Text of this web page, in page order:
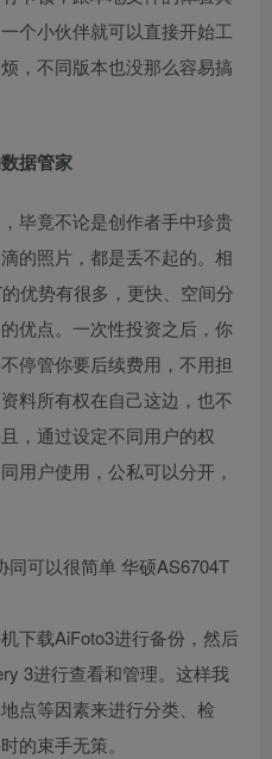
个小伙伴就可以直接开始工
，不同版本也没那么容易搞
据管家
毕竟不论是创作者手中珍贵
的照片，都是丢不起的。相
优势有很多，更快、空间分
优点。一次性投资之后，你
停管你要后续费用，不用担
料所有权在自己这边，也不
，通过设定不同用户的权
用户使用，公私可以分开，
下载AiFoto3进行备份，然后
3进行查看和管理。这样我
点等因素来进行分类、检
的束手无策。